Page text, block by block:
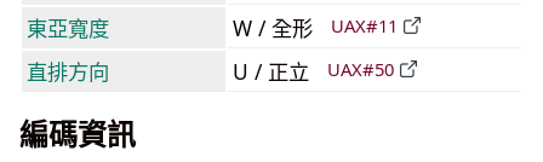
東亞寬度
W / 全形 UAX#11
直排方向 U / 正立 UAX#50
編碼資訊